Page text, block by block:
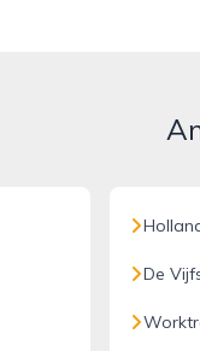
De